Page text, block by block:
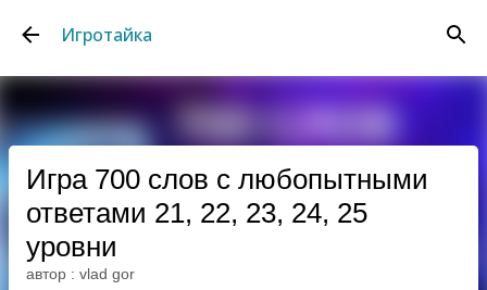
Игротайка
Игра 700 слов с любопытными
ответами 21, 22, 23, 24, 25
уровни
автор : vlad gor